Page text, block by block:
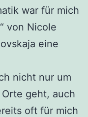
war für mich
von Nicole
eine
nicht nur um
geht, auch
oft für mich